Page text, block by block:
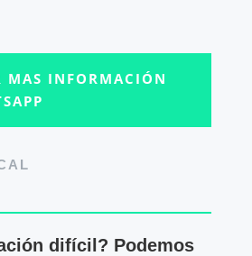
MAS INFORMACIÓN
difícil? Podemos